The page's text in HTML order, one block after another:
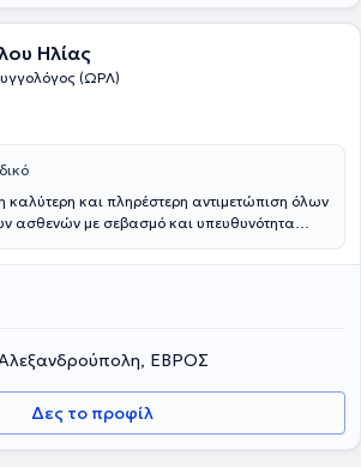
Ηλίας
(ΩΡΛ)
καλύτερη και πληρέστερη αντιμετώπιση όλων
ασθενών με σεβασμό και υπευθυνότητα
το ιατρείο είναι
εμπλουτίζονται , με σκοπό την αξιόπιστη
προσέγγιση των όποιων
προβλημάτων .
28-30, Αλεξανδρούπολη, ΕΒΡΟΣ
Δες το προφίλ